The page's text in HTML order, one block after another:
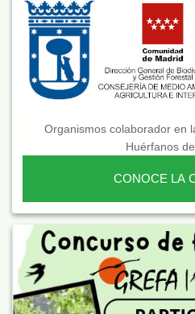
Organismos colaborador en
Huérfanos
CONOCE LA